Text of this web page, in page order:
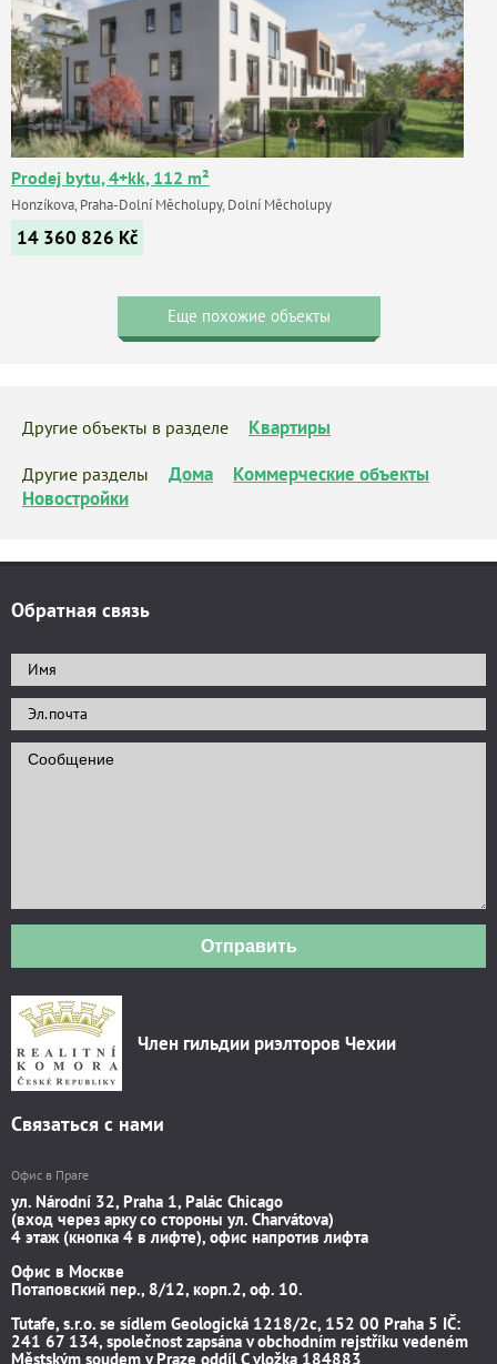
Prodej bytu, 4+kk, 112 m²
Honzíkova, Praha-Dolní Měcholupy, Dolní Měcholupy
14 360 826 Kč
Еще похожие объекты
Другие объекты в разделе Квартиры
Другие разделы Дома
Коммерческие объекты
Новостройки
Обратная связь
Отправить
Член гильдии риэлторов Чехии
Связаться с нами
Офис в Праге
ул. Národní 32, Praha 1, Palác Chicago
(вход через арку со стороны ул. Charvátova)
4 этаж (кнопка 4 в лифте), офис напротив лифта
Офис в Москве
Потаповский пер., 8/12, корп.2, оф. 10.
Tutafe, s.r.o. se sídlem Geologická 1218/2c, 152 00 Praha 5 IČ:
241 67 134, společnost zapsána v obchodním rejstříku vedeném
Městským soudem v Praze oddíl C vložka 184883